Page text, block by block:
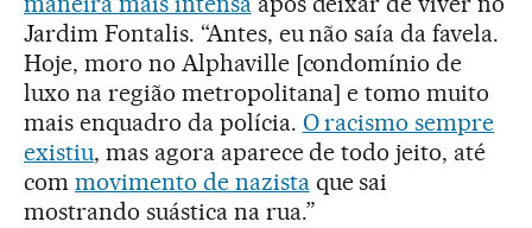
Jardim Fontalis. “Antes, eu não saía da favela.
Hoje, moro no Alphaville [condomínio de
luxo na região metropolitana] e tomo muito
mais enquadro da polícia. O racismo sempre
existiu, mas agora aparece de todo jeito, até
com movimento de nazistaque sai
mostrando suástica na rua.”